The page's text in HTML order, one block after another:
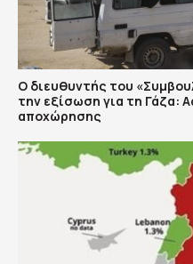
Ο διευθυντής του
την εξίσωση για τη Γάζα:
αποχώρησης